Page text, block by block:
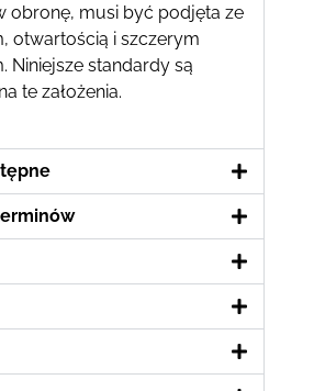
obronę, musi być podjęta ze
otwartością i szczerym
Niniejsze standardy są
te założenia.